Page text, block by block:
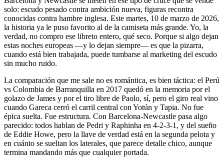
solo: escudo pesado contra ambición nueva, figuras recontra
conocidas contra hambre inglesa. Este martes, 10 de marzo de 2026,
la historia ya le puso favorito al de la camiseta más grande. Yo, la
verdad, no compro ese libreto entero, qué seco. Porque si algo dejan
estas noches europeas —y lo dejan siempre— es que la pizarra,
cuando está bien trabajada, puede tumbarse al marketing del escudo
sin mucho ruido.
La comparación que me sale no es romántica, es bien táctica: el Perú
vs Colombia de Barranquilla en 2017 quedó en la memoria por el
golazo de James y por el tiro libre de Paolo, sí, pero el giro real vino
cuando Gareca cerró el carril central con Yotún y Tapia. No fue
épica suelta. Fue estructura. Con Barcelona-Newcastle pasa algo
parecido: todos hablan de Pedri y Raphinha en 4-2-3-1, y del sueño
de Eddie Howe, pero la llave de verdad está en la segunda pelota y
en cuánto se sueltan los laterales, que parece detalle chico, aunque
termina mandando más que cualquier portada.